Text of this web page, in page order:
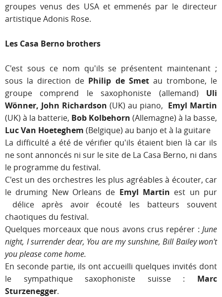
groupes venus des USA et emmenés par le directeur
artistique Adonis Rose.
Les Casa Berno brothers
C'est sous ce nom qu'ils se présentent maintenant ;
sous la direction de Philip de Smetau trombone, le
groupe comprend le saxophoniste (allemand) Uli
Wönner, John Richardson (UK) au piano, Emyl Martin
(UK) à la batterie, Bob Kolbehorn (Allemagne) à la basse,
Luc Van Hoeteghem (Belgique) au banjo et à la guitare
La difficulté a été de vérifier qu'ils étaient bien là car ils
ne sont annoncés ni sur le site de La Casa Berno, ni dans
le programme du festival.
C'est un des orchestres les plus agréables à écouter, car
le druming New Orleans de Emyl Martin est un pur
délice après avoir écouté les batteurs souvent
chaotiques du festival.
Quelques morceaux que nous avons crus repérer : June
night, I surrender dear, You are my sunshine, Bill Bailey won't
you please come home.
En seconde partie, ils ont accueilli quelques invités dont
le sympathique saxophoniste suisse : Marc
Sturzenegger.